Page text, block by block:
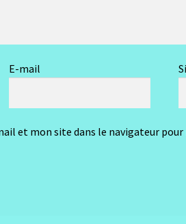
E-mail
et mon site dans le navigateur